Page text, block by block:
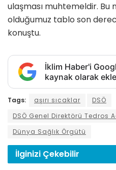
ulaşması muhtemeldir. Bu
olduğumuz tablo son
konuştu.
İklim Haber'i
kaynak olarak
Tags: aşırı sıcaklar
DSÖ
DSÖ Genel Direktörü Tedros
Dünya Sağlık Örgütü
İlginizi Çekebilir